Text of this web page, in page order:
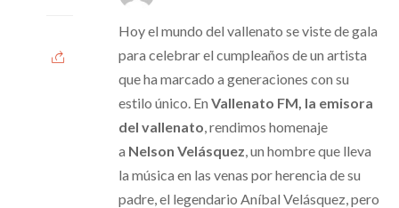
Hoy el mundo del vallenato se viste de gala
para celebrar el cumpleaños de un artista
que ha marcado a generaciones con su
estilo único. En Vallenato FM, la emisora
del vallenato , rendimos homenaje
a Nelson Velásquez , un hombre que lleva
la música en las venas por herencia de su
padre, el legendario Aníbal Velásquez, pero